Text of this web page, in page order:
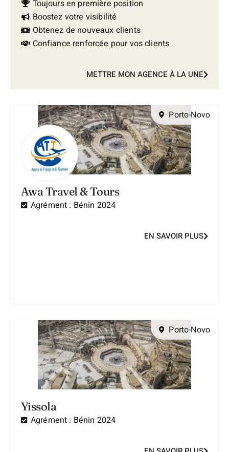
Toujours en première position
Boostez votre visibilité
Obtenez de nouveaux clients
Confiance renforcée pour vos clients
METTRE MON AGENCE À LA UNE
Porto-Novo
Awa Travel & Tours
Agrément : Bénin 2024
EN SAVOIR PLUS
Porto-Novo
Yissola
Agrément : Bénin 2024